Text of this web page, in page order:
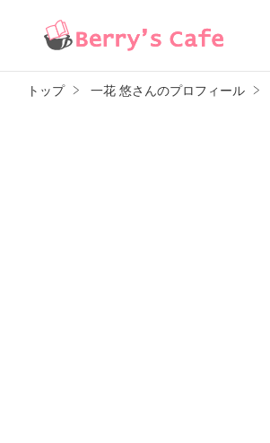
トップ 一花 悠さんのプロフィール